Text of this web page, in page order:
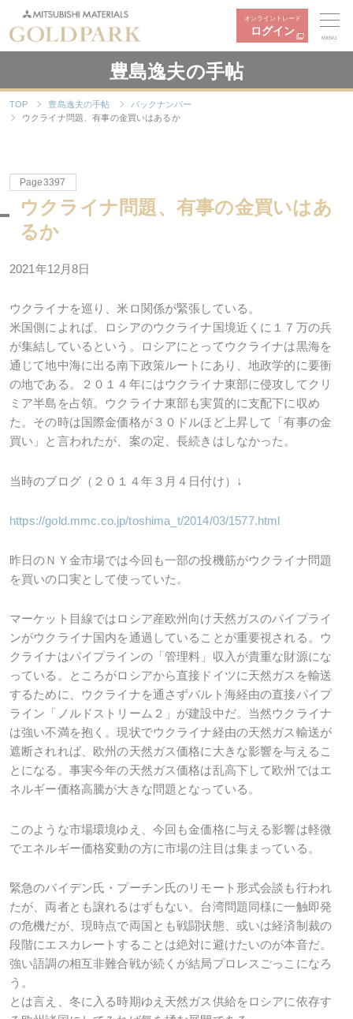
オンライントレード
ログイン
MENU
豊島逸夫の手帖
TOP 豊島逸夫の手帖
バックナンバー
ウクライナ問題、有事の金買いはあるか
Page3397
ウクライナ問題、有事の金買いはあ
るか
2021年12月8日
ウクライナを巡り、米ロ関係が緊張している。
米国側によれば、ロシアのウクライナ国境近くに１７万の兵
が集結しているという。ロシアにとってウクライナは黒海を
通じて地中海に出る南下政策ルートにあり、地政学的に要衝
の地である。２０１４年にはウクライナ東部に侵攻してクリ
ミア半島を占領。ウクライナ東部も実質的に支配下に収め
た。その時は国際金価格が３０ドルほど上昇して「有事の金
買い」と言われたが、案の定、長続きはしなかった。
当時のブログ（２０１４年３月４日付け）↓
https://gold.mmc.co.jp/toshima_t/2014/03/1577.html
昨日のＮＹ金市場では今回も一部の投機筋がウクライナ問題
を買いの口実として使っていた。
マーケット目線ではロシア産欧州向け天然ガスのパイプライ
ンがウクライナ国内を通過していることが重要視される。ウ
クライナはパイプラインの「管理料」収入が貴重な財源にな
っている。ところがロシアから直接ドイツに天然ガスを輸送
するために、ウクライナを通さずバルト海経由の直接パイプ
ライン「ノルドストリーム２」が建設中だ。当然ウクライナ
は強い不満を抱く。現状でウクライナ経由の天然ガス輸送が
遮断されれば、欧州の天然ガス価格に大きな影響を与えるこ
とになる。事実今年の天然ガス価格は乱高下して欧州ではエ
ネルギー価格高騰が大きな問題となっている。
このような市場環境ゆえ、今回も金価格に与える影響は軽微
でエネルギー価格変動の方に市場の注目は集まっている。
緊急のバイデン氏・プーチン氏のリモート形式会談も行われ
たが、両者とも譲れるはずもない。台湾問題同様に一触即発
の危機だが、現時点で両国とも戦闘状態、或いは経済制裁の
段階にエスカレートすることは絶対に避けたいのが本音だ。
強い語調の相互非難合戦が続くが結局プロレスごっこになろ
う。
とは言え、冬に入る時期ゆえ天然ガス供給をロシアに依存す